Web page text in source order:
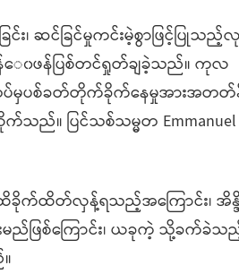
င်ခြင်မှုကင်းမဲ့စွာဖြင့်ပြုသည့်လုပ်
န်‌ေ၀ဖန်ပြစ်တင်ရှုတ်ချခဲ့သည်။ ကုလ
ပ်မှပစ်ခတ်တိုက်ခိုက်နေမှုအားအတတ်နို
လိုက်သည်။ ပြင်သစ်သမ္မတ
က်ထိတ်လှန့်ရသည့်အကြောင်း၊ အိန္
ည်ဖြစ်ကြောင်း၊ ယခုကဲ့ သို့ခက်ခဲသ